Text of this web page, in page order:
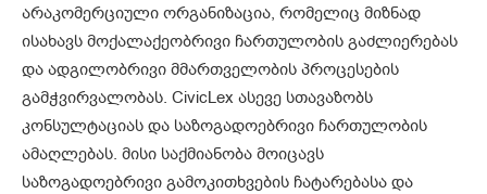
არაკომერციული ორგანიზაცია, რომელიც მიზნად
ისახავს მოქალაქეობრივი ჩართულობის გაძლიერებას
და ადგილობრივი მმართველობის პროცესების
გამჭვირვალობას. CivicLex ასევე სთავაზობს
კონსულტაციას და საზოგადოებრივი ჩართულობის
ამაღლებას. მისი საქმიანობა მოიცავს
საზოგადოებრივი გამოკითხვების ჩატარებასა და